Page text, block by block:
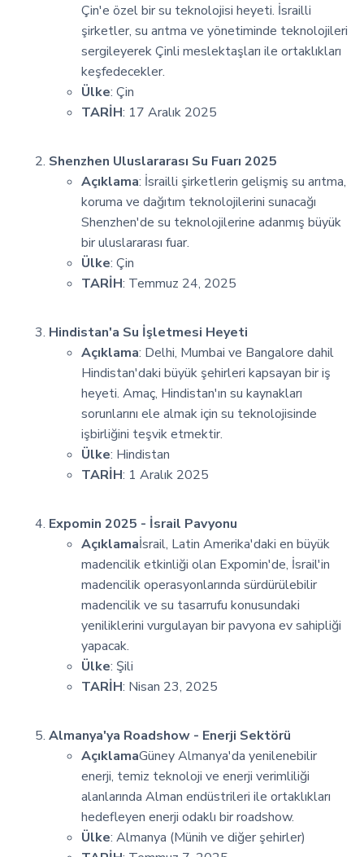
Çin'e özel bir su teknolojisi heyeti. İsrailli
şirketler, su arıtma ve yönetiminde teknolojileri
sergileyerek Çinli meslektaşları ile ortaklıkları
keşfedecekler.
Ülke: Çin
TARİH: 17 Aralık 2025
Shenzhen Uluslararası Su Fuarı 2025
Açıklama: İsrailli şirketlerin gelişmiş su arıtma,
koruma ve dağıtım teknolojilerini sunacağı
Shenzhen'de su teknolojilerine adanmış büyük
bir uluslararası fuar.
Ülke: Çin
TARİH: Temmuz 24, 2025
Hindistan'a Su İşletmesi Heyeti
Açıklama: Delhi, Mumbai ve Bangalore dahil
Hindistan'daki büyük şehirleri kapsayan bir iş
heyeti. Amaç, Hindistan'ın su kaynakları
sorunlarını ele almak için su teknolojisinde
işbirliğini teşvik etmektir.
Ülke: Hindistan
TARİH: 1 Aralık 2025
Expomin 2025 - İsrail Pavyonu
Açıklamaİsrail, Latin Amerika'daki en büyük
madencilik etkinliği olan Expomin'de, İsrail'in
madencilik operasyonlarında sürdürülebilir
madencilik ve su tasarrufu konusundaki
yeniliklerini vurgulayan bir pavyona ev sahipliği
yapacak.
Ülke: Şili
TARİH: Nisan 23, 2025
Almanya'ya Roadshow - Enerji Sektörü
AçıklamaGüney Almanya'da yenilenebilir
enerji, temiz teknoloji ve enerji verimliliği
alanlarında Alman endüstrileri ile ortaklıkları
hedefleyen enerji odaklı bir roadshow.
Ülke: Almanya (Münih ve diğer şehirler)